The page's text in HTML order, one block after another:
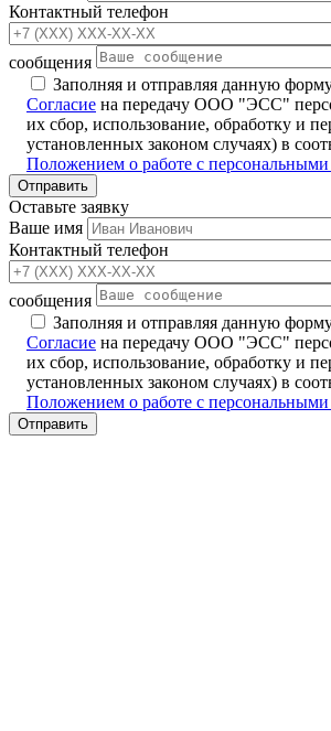
Контактный телефон
сообщения
Заполняя и отправляя данную
Согласие на передачу ООО "ЭСС"
их сбор, использование, обработку и
установленных законом случаях) в
Положением о работе с
Оставьте заявку
Ваше имя
Контактный телефон
сообщения
Заполняя и отправляя данную
Согласие на передачу ООО "ЭСС"
их сбор, использование, обработку и
установленных законом случаях) в
Положением о работе с